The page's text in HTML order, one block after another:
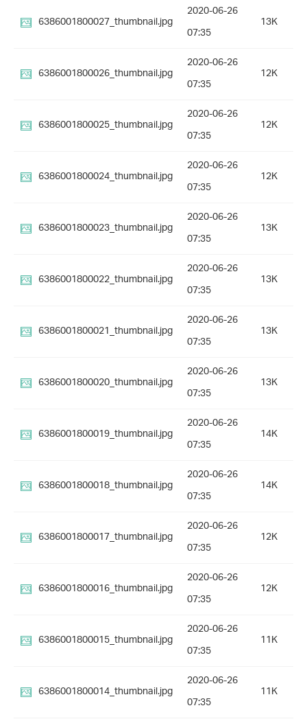
6386001800027_thumbnail.jpg
2020-06-26
07:35
13K
6386001800026_thumbnail.jpg
2020-06-26
07:35
12K
6386001800025_thumbnail.jpg
2020-06-26
07:35
12K
6386001800024_thumbnail.jpg
2020-06-26
07:35
12K
6386001800023_thumbnail.jpg
2020-06-26
07:35
13K
6386001800022_thumbnail.jpg
2020-06-26
07:35
13K
6386001800021_thumbnail.jpg
2020-06-26
07:35
13K
6386001800020_thumbnail.jpg
2020-06-26
07:35
13K
6386001800019_thumbnail.jpg
2020-06-26
07:35
14K
6386001800018_thumbnail.jpg
2020-06-26
07:35
14K
6386001800017_thumbnail.jpg
2020-06-26
07:35
12K
6386001800016_thumbnail.jpg
2020-06-26
07:35
12K
6386001800015_thumbnail.jpg
2020-06-26
07:35
11K
6386001800014_thumbnail.jpg
2020-06-26
07:35
11K